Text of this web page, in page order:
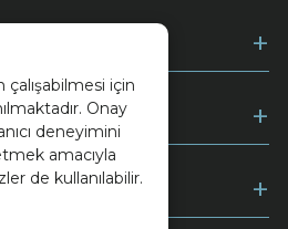
için
Onay
deneyimini
amacıyla
de kullanılabilir.